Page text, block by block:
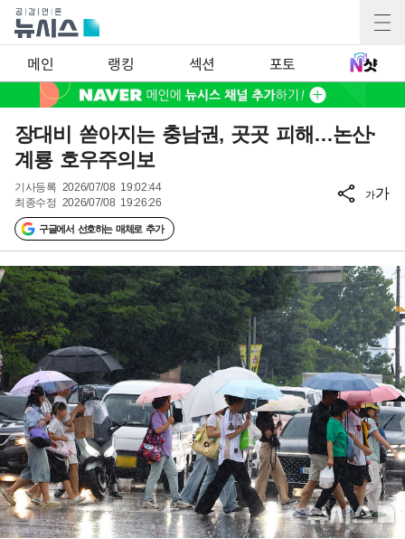
메인 랭킹 섹션 포토
장대비 쏟아지는 충남권, 곳곳 피해…논산·
계룡 호우주의보
기사등록 2026/07/08 19:02:44
최종수정 2026/07/08 19:26:26
구글에서 선호하는 매체로 추가
가가